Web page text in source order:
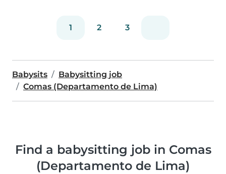
1 2 3
Babysits
Babysitting job
Comas (Departamento de Lima)
Find a babysitting job in Comas
(Departamento de Lima)